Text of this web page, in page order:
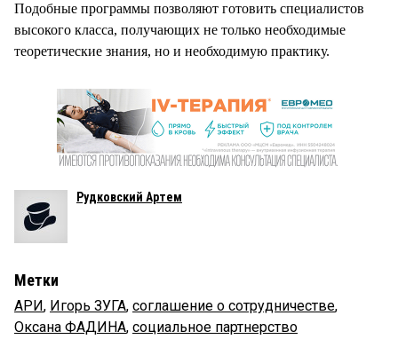
Подобные программы позволяют готовить специалистов
высокого класса, получающих не только необходимые
теоретические знания, но и необходимую практику.
Рудковский Артем
Метки
АРИ, Игорь ЗУГА, соглашение о сотрудничестве,
Оксана ФАДИНА, социальное партнерство